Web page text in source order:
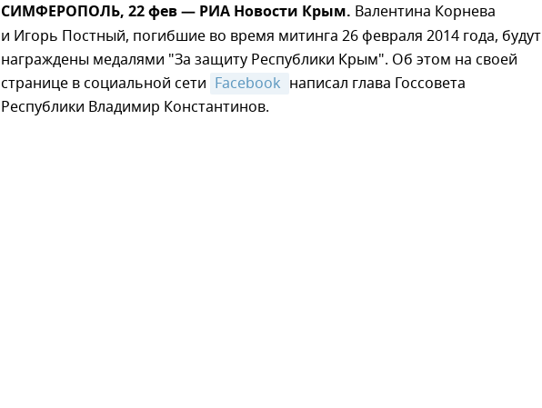
СИМФЕРОПОЛЬ, 22 фев — РИА Новости Крым. Валентина Корнева
и Игорь Постный, погибшие во время митинга 26 февраля 2014 года, будут
награждены медалями "За защиту Республики Крым". Об этом на своей
странице в социальной сети Facebook написал глава Госсовета
Республики Владимир Константинов.